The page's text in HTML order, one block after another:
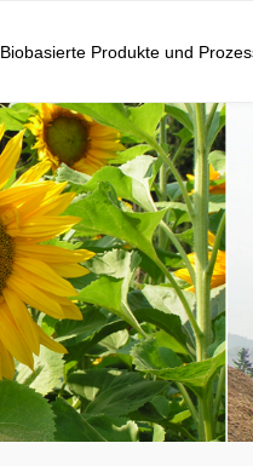
Biobasierte Produkte und